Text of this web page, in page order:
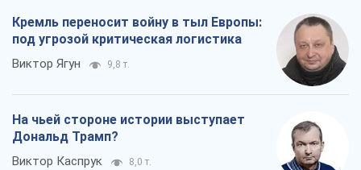
Кремль переносит войну в тыл Европы:
под угрозой критическая логистика
Виктор Ягун 9,8 т.
На чьей стороне истории выступает
Дональд Трамп?
Виктор Каспрук 8,0 т.